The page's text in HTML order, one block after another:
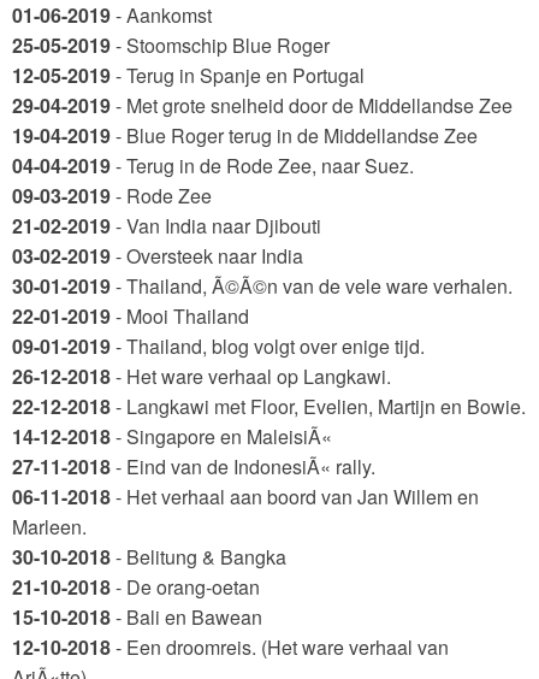
01-06-2019- Aankomst
25-05-2019- Stoomschip Blue Roger
12-05-2019- Terug in Spanje en Portugal
29-04-2019- Met grote snelheid door de Middellandse Zee
19-04-2019- Blue Roger terug in de Middellandse Zee
04-04-2019- Terug in de Rode Zee, naar Suez.
09-03-2019- Rode Zee
21-02-2019- Van India naar Djibouti
03-02-2019- Oversteek naar India
30-01-2019- Thailand, Ã©Ã©n van de vele ware verhalen.
22-01-2019- Mooi Thailand
09-01-2019- Thailand, blog volgt over enige tijd.
26-12-2018- Het ware verhaal op Langkawi.
22-12-2018- Langkawi met Floor, Evelien, Martijn en Bowie.
14-12-2018- Singapore en MaleisiÃ«
27-11-2018- Eind van de IndonesiÃ« rally.
06-11-2018- Het verhaal aan boord van Jan Willem en
Marleen.
30-10-2018- Belitung & Bangka
21-10-2018- De orang-oetan
15-10-2018- Bali en Bawean
12-10-2018- Een droomreis. (Het ware verhaal van